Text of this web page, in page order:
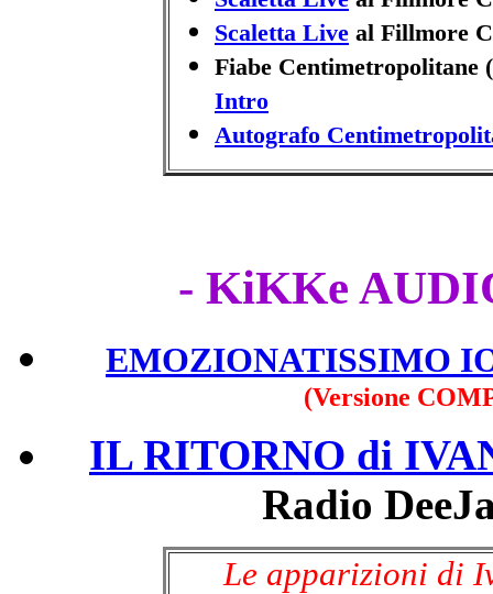
Scaletta Live al Fillmore
Fiabe
Intro
Autografo
- KiKKe
EMOZIONATISSIMO
(Versione
IL RITORNO di
Radio
Le apparizioni di